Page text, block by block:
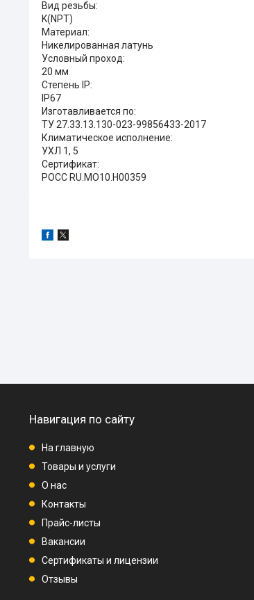
Вид резьбы:
K(NPT)
Материал:
Никелированная латунь
Условный проход:
20 мм
Степень IP:
IP67
Изготавливается по:
ТУ 27.33.13.130-023-99856433-2017
Климатическое исполнение:
УХЛ 1, 5
Сертификат:
РОСС RU.MO10.H00359
Навигация по сайту
На главную
Товары и услуги
О нас
Контакты
Прайс-листы
Вакансии
Сертификаты и лицензии
Отзывы